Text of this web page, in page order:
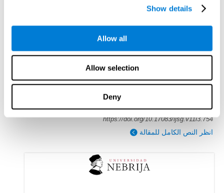
Show details
Allow all
Allow selection
Deny
تأثير التدريب المعرفي على القراءة لدى الأطفال
بعمر 6 سنوات
a cognitive training on reading of 6-year-old children. International
Journal of Serious Games, 11(3), 45–69.
https://doi.org/10.17083/ijsg.v11i3.754
انظر النص الكامل للمقالة